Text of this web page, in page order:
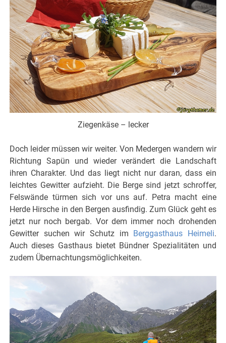
Ziegenkäse – lecker
Doch leider müssen wir weiter. Von Medergen wandern wir
Richtung Sapün und wieder verändert die Landschaft
ihren Charakter. Und das liegt nicht nur daran, dass ein
leichtes Gewitter aufzieht. Die Berge sind jetzt schroffer,
Felswände türmen sich vor uns auf. Petra macht eine
Herde Hirsche in den Bergen ausfindig. Zum Glück geht es
jetzt nur noch bergab. Vor dem immer noch drohenden
Gewitter suchen wir Schutz im Berggasthaus Heimeli.
Auch dieses Gasthaus bietet Bündner Spezialitäten und
zudem Übernachtungsmöglichkeiten.